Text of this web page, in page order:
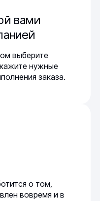
вами
выберите
нужные
заказа.
о том,
вовремя и в